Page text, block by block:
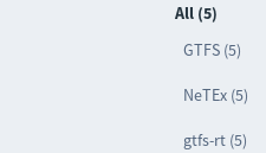
All (5)
GTFS (5)
NeTEx (5)
gtfs-rt (5)